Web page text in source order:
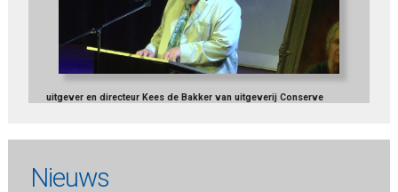
uitgever en directeur Kees de Bakker van uitgeverij Conserve
Nieuws